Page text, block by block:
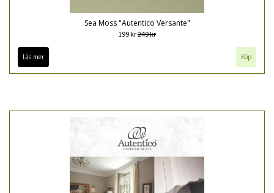
Sea Moss "Autentico Versante"
199 kr249 kr
Läs mer Köp